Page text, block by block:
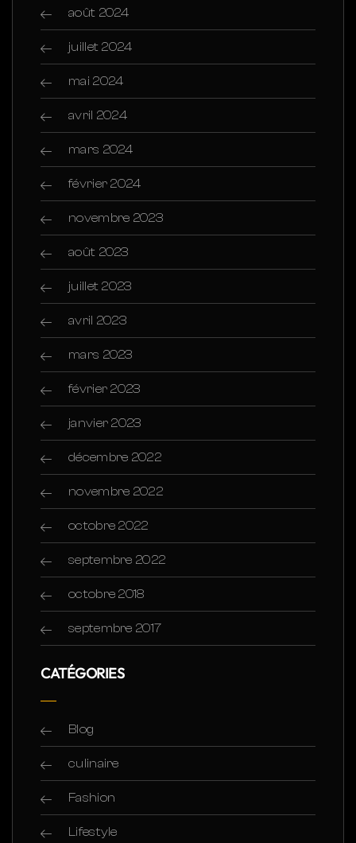
août 2024
juillet 2024
mai 2024
avril 2024
mars 2024
février 2024
novembre 2023
août 2023
juillet 2023
avril 2023
mars 2023
février 2023
janvier 2023
décembre 2022
novembre 2022
octobre 2022
septembre 2022
octobre 2018
septembre 2017
CATÉGORIES
Blog
culinaire
Fashion
Lifestyle